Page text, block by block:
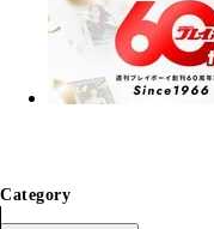
Category